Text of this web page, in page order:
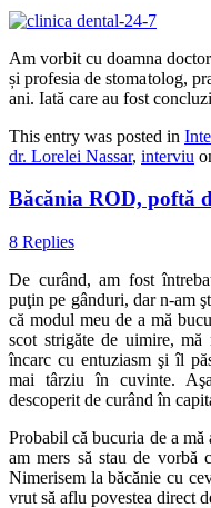
Am vorbit cu doamna
și profesia de stomatolog,
ani. Iată care au fost
This entry was posted in
dr. Lorelei Nassar, interviu
Băcănia ROD, poftă
8 Replies
De curând, am fost
puţin pe gânduri, dar n-am
că modul meu de a mă
scot strigăte de uimire,
încarc cu entuziasm şi îl
mai târziu în cuvinte.
descoperit de curând în
Probabil că bucuria de a
am mers să stau de vorbă
Nimerisem la băcănie cu
vrut să aflu povestea direct